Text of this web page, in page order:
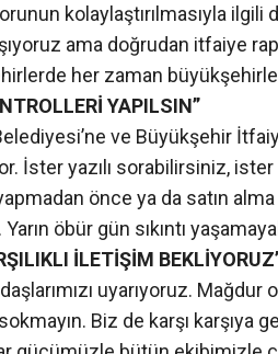
kolaylaştırılmasıyla ilgili
ama doğrudan itfaiye
her zaman
YAPILSIN”
ve Büyükşehir
İster yazılı sorabilirsiniz,
önce ya da satın
öbür gün sıkıntı
İLETİŞİM
uyarıyoruz.
Biz de karşı karşıya